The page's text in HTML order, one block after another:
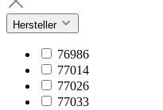
Hersteller
76986
77014
77026
77033